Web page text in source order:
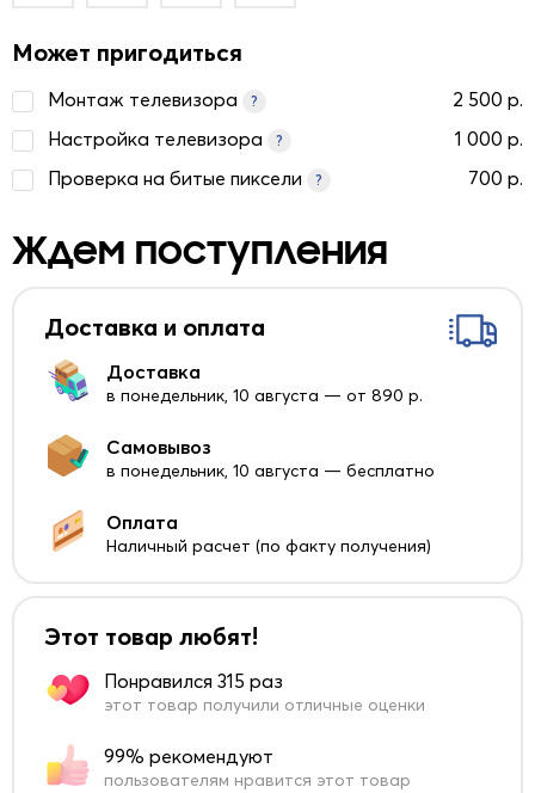
Может пригодиться
Монтаж телевизора ?
2 500 р.
Настройка телевизора
?
1 000 р.
Проверка на битые пиксели
? 700 р.
Ждем поступления
Доставка и оплата
Доставка
в понедельник, 10 августа — от 890 р.
Самовывоз
в понедельник, 10 августа — бесплатно
Оплата
Наличный расчет (по факту получения)
Этот товар любят!
Понравился 315 раз
этот товар получили отличные оценки
99% рекомендуют
пользователям нравится этот товар